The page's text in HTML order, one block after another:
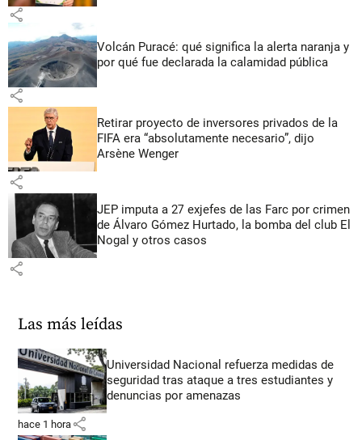
share
Volcán Puracé: qué significa la alerta naranja y
por qué fue declarada la calamidad pública
share
Retirar proyecto de inversores privados de la
FIFA era “absolutamente necesario”, dijo
Arsène Wenger
share
JEP imputa a 27 exjefes de las Farc por crimen
de Álvaro Gómez Hurtado, la bomba del club El
Nogal y otros casos
share
Las más leídas
Universidad Nacional refuerza medidas de
seguridad tras ataque a tres estudiantes y
denuncias por amenazas
hace 1 hora share